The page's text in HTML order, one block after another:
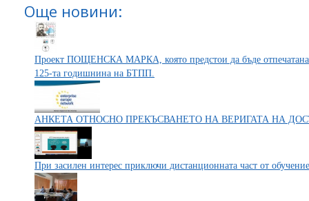
Още новини:
Проект ПОЩЕНСКА МАРКА, която предстои да бъде отпечатана
125-та годишнина на БТПП.
АНКЕТА ОТНОСНО ПРЕКЪСВАНЕТО НА ВЕРИГАТА НА
При засилен интерес приключи дистанционната част от